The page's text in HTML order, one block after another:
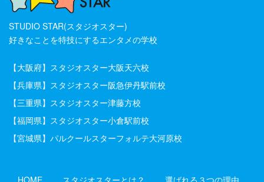
STUDIO STAR(スタジオスター)
好きなことを特技にするエンタメの学校
【大阪府】 スタジオスター大阪天六校
【兵庫県】 スタジオスター阪急伊丹駅前校
【三重県】 スタジオスター津藤方校
【福岡県】 スタジオスター小倉駅前校
【宮城県】 パルクールスターフォルテ大河原校
HOME スタジオスターとは？ 選ばれる３つの理由